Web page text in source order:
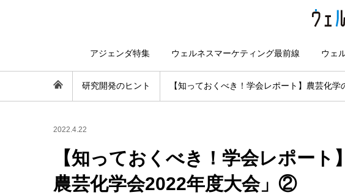
アジェンダ特集 ウェルネスマーケティング最前線 ウェ
研究開発のヒント 【知っておくべき！学会レポート】農芸化
2022.4.22
【知っておくべき！学会レポー
農芸化学会2022年度大会」②